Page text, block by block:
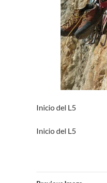
Inicio del L5
Inicio del L5